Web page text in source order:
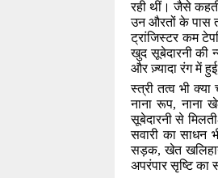
रही थीं। जैसे
उन औरतों के पास
ट्रांजिस्टर कम
खुद सूबेदारनी की
और ज़्यादा रंग में हुई
स्त्री तत्व भी
नाना रूप,नाना
सूबेदारनी से
सवारी का साधन
सड़क,खेत
अपरंपार सृष्टि